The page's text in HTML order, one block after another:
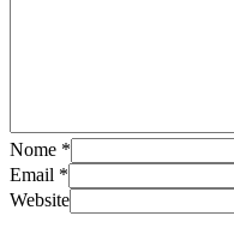
Nome *
Email *
Website